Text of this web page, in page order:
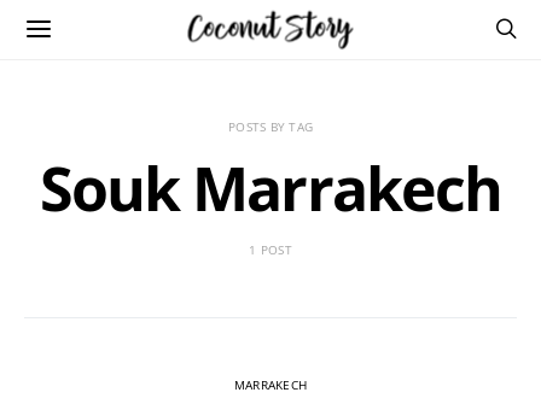
POSTS BY TAG
Souk Marrakech
1 POST
MARRAKECH